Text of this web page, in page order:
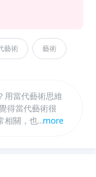
藝術 藝術
用當代藝術思維
得當代藝術很
相關，也能夠幫
，又或者你對
...more